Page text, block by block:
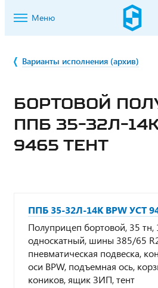
Меню
Варианты исполнения (архив)
БОРТОВОЙ
ППБ 35-32Л-
9465 ТЕНТ
ППБ 35-32Л-14К BPW УСТ
Полуприцеп бортовой, 35 тн,
односкатный, шины 385/65
пневматическая подвеска,
оси BPW, подъемная ось,
коников, ящик ЗИП, тент